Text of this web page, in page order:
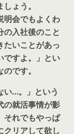
ょう。
明会でもよくわ
の入社後のこと
たいことがあっ
ですよ。」とい
です。
い…。」という
の就活事情が影
それでもやっぱ
クリアして欲し